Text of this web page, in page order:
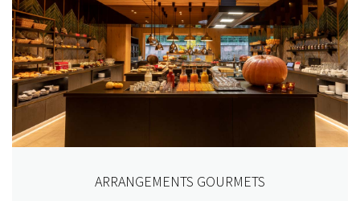
ARRANGEMENTS GOURMETS